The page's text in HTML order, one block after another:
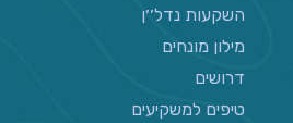
השקעות נדל׳׳ן
מילון מונחים
דרושים
טיפים למשקיעים